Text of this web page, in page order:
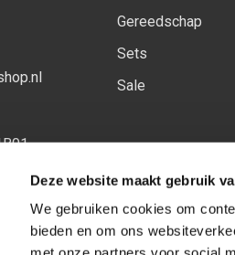
Deze website maakt gebruik
We gebruiken cookies om
bieden en om ons
Gereedschap
Sets
Sale